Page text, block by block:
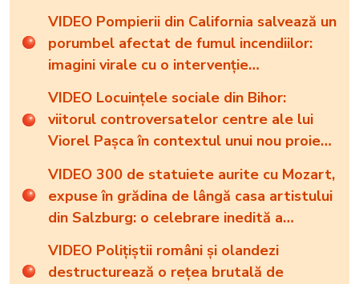
VIDEO Pompierii din California salvează un
porumbel afectat de fumul incendiilor:
imagini virale cu o intervenție
VIDEO Locuințele sociale din Bihor:
viitorul controversatelor centre ale lui
Viorel Pașca în contextul unui nou proiect
VIDEO 300 de statuiete aurite cu Mozart,
expuse în grădina de lângă casa artistului
din Salzburg: o celebrare inedită a
VIDEO Polițiștii români și olandezi
destructurează o rețea brutală de